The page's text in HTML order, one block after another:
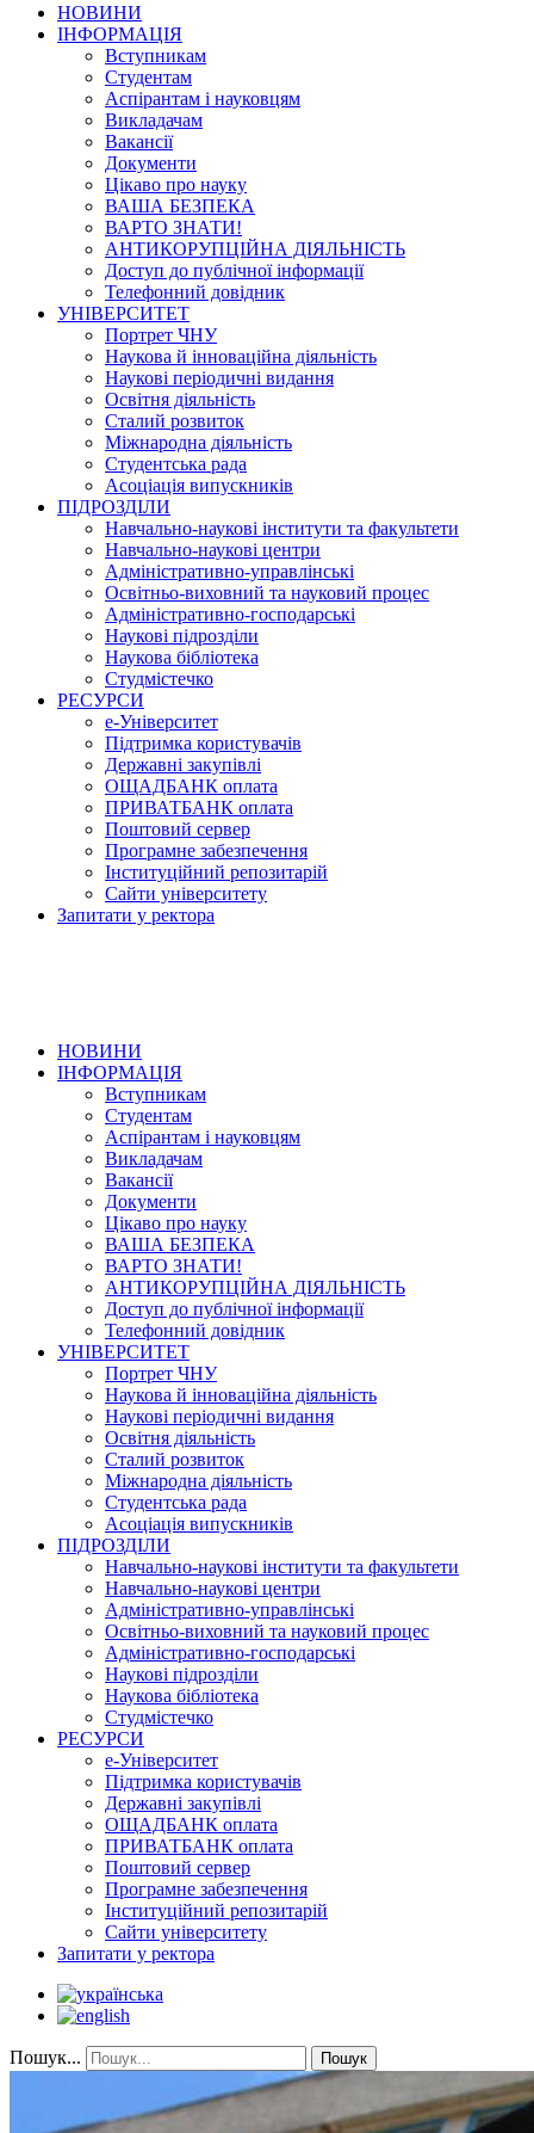
НОВИНИ
ІНФОРМАЦІЯ
Вступникам
Студентам
Аспірантам і науковцям
Викладачам
Вакансії
Документи
Цікаво про науку
ВАША БЕЗПЕКА
ВАРТО ЗНАТИ!
АНТИКОРУПЦІЙНА ДІЯЛЬНІСТЬ
Доступ до публічної інформації
Телефонний довідник
УНІВЕРСИТЕТ
Портрет ЧНУ
Наукова й інноваційна діяльність
Наукові періодичні видання
Освітня діяльність
Сталий розвиток
Міжнародна діяльність
Студентська рада
Асоціація випускників
ПІДРОЗДІЛИ
Навчально-наукові інститути та факультети
Навчально-наукові центри
Адміністративно-управлінські
Освітньо-виховний та науковий процес
Адміністративно-господарські
Наукові підрозділи
Наукова бібліотека
Студмістечко
РЕСУРСИ
е-Університет
Підтримка користувачів
Державні закупівлі
ОЩАДБАНК оплата
ПРИВАТБАНК оплата
Поштовий сервер
Програмне забезпечення
Інституційний репозитарій
Сайти університету
Запитати у ректора
НОВИНИ
ІНФОРМАЦІЯ
Вступникам
Студентам
Аспірантам і науковцям
Викладачам
Вакансії
Документи
Цікаво про науку
ВАША БЕЗПЕКА
ВАРТО ЗНАТИ!
АНТИКОРУПЦІЙНА ДІЯЛЬНІСТЬ
Доступ до публічної інформації
Телефонний довідник
УНІВЕРСИТЕТ
Портрет ЧНУ
Наукова й інноваційна діяльність
Наукові періодичні видання
Освітня діяльність
Сталий розвиток
Міжнародна діяльність
Студентська рада
Асоціація випускників
ПІДРОЗДІЛИ
Навчально-наукові інститути та факультети
Навчально-наукові центри
Адміністративно-управлінські
Освітньо-виховний та науковий процес
Адміністративно-господарські
Наукові підрозділи
Наукова бібліотека
Студмістечко
РЕСУРСИ
е-Університет
Підтримка користувачів
Державні закупівлі
ОЩАДБАНК оплата
ПРИВАТБАНК оплата
Поштовий сервер
Програмне забезпечення
Інституційний репозитарій
Сайти університету
Запитати у ректора
Пошук... Пошук